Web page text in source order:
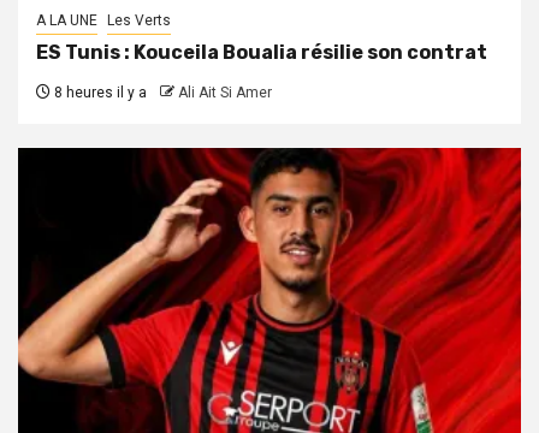
A LA UNE Les Verts
ES Tunis : Kouceila Boualia résilie son contrat
8 heures il y a Ali Ait Si Amer